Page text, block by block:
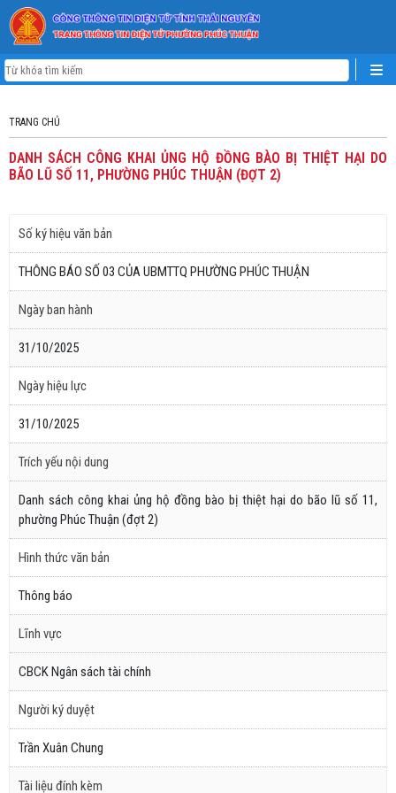
TRANG CHỦ
DANH SÁCH CÔNG KHAI ỦNG HỘ ĐỒNG BÀO BỊ THIỆT HẠI DO
BÃO LŨ SỐ 11, PHƯỜNG PHÚC THUẬN (ĐỢT 2)
Số ký hiệu văn bản
THÔNG BÁO SỐ 03 CỦA UBMTTQ PHƯỜNG PHÚC THUẬN
Ngày ban hành
31/10/2025
Ngày hiệu lực
31/10/2025
Trích yếu nội dung
Danh sách công khai ủng hộ đồng bào bị thiệt hại do bão lũ số 11,
phường Phúc Thuận (đợt 2)
Hình thức văn bản
Thông báo
Lĩnh vực
CBCK Ngân sách tài chính
Người ký duyệt
Trần Xuân Chung
Tài liệu đính kèm